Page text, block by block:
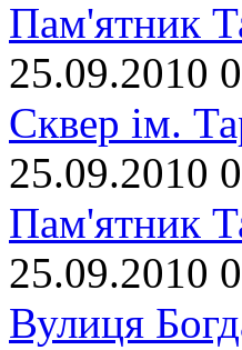
Пам'ятник
25.09.2010
Сквер ім.
25.09.2010
Пам'ятник
25.09.2010
Вулиця